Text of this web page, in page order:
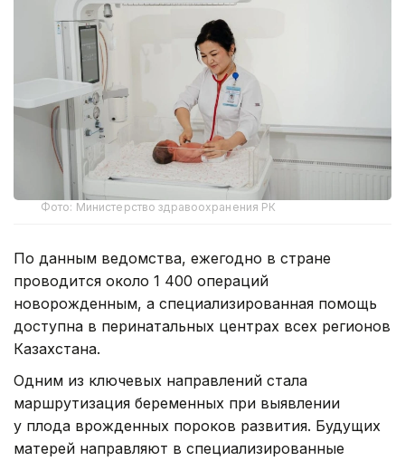
Фото: Министерство здравоохранения РК
По данным ведомства, ежегодно в стране
проводится около 1 400 операций
новорожденным, а специализированная помощь
доступна в перинатальных центрах всех регионов
Казахстана.
Одним из ключевых направлений стала
маршрутизация беременных при выявлении
у плода врожденных пороков развития. Будущих
матерей направляют в специализированные